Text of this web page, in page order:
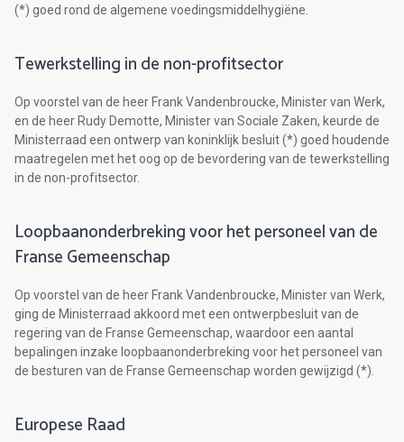
(*) goed rond de algemene voedingsmiddelhygiëne.
Tewerkstelling in de non-profitsector
Op voorstel van de heer Frank Vandenbroucke, Minister van Werk,
en de heer Rudy Demotte, Minister van Sociale Zaken, keurde de
Ministerraad een ontwerp van koninklijk besluit (*) goed houdende
maatregelen met het oog op de bevordering van de tewerkstelling
in de non-profitsector.
Loopbaanonderbreking voor het personeel van de
Franse Gemeenschap
Op voorstel van de heer Frank Vandenbroucke, Minister van Werk,
ging de Ministerraad akkoord met een ontwerpbesluit van de
regering van de Franse Gemeenschap, waardoor een aantal
bepalingen inzake loopbaanonderbreking voor het personeel van
de besturen van de Franse Gemeenschap worden gewijzigd (*).
Europese Raad